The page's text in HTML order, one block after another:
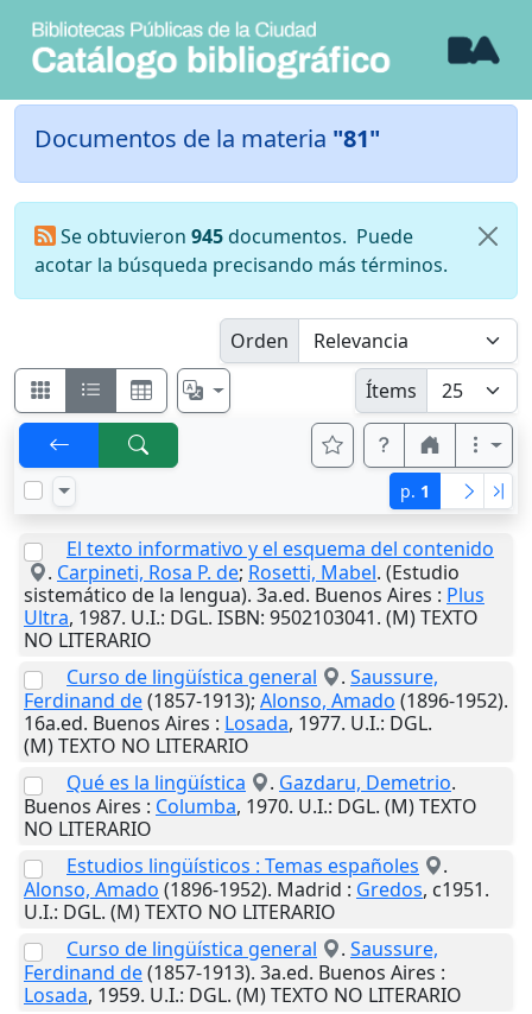
Documentos de la materia "81"
Se obtuvieron 945documentos. Puede
acotar la búsqueda precisando más términos.
Orden
Ítems
p. 1
El texto informativo y el esquema del contenido
. Carpineti, Rosa P. de; Rosetti, Mabel. (Estudio
sistemático de la lengua). 3a.ed. Buenos Aires : Plus
Ultra, 1987. U.I.: DGL. ISBN: 9502103041. (M) TEXTO
NO LITERARIO
Curso de lingüística general
. Saussure,
Ferdinand de(1857-1913); Alonso, Amado (1896-1952).
16a.ed. Buenos Aires : Losada, 1977. U.I.: DGL.
(M) TEXTO NO LITERARIO
Qué es la lingüística
. Gazdaru, Demetrio.
Buenos Aires : Columba, 1970. U.I.: DGL. (M) TEXTO
NO LITERARIO
Estudios lingüísticos : Temas españoles
.
Alonso, Amado (1896-1952). Madrid : Gredos, c1951.
U.I.: DGL. (M) TEXTO NO LITERARIO
Curso de lingüística general
. Saussure,
Ferdinand de(1857-1913). 3a.ed. Buenos Aires :
Losada, 1959. U.I.: DGL. (M) TEXTO NO LITERARIO